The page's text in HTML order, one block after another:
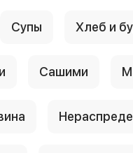
Супы Хлеб и
Сашими